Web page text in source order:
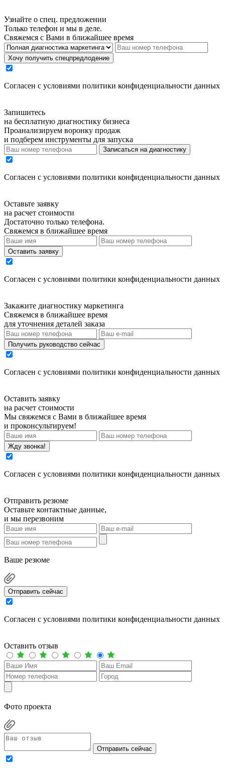
Узнайте о спец. предложении
Только телефон и мы в деле.
Свяжемся с Вами в ближайшее время
Хочу получить спецпредлодение
Cогласен с условиями политики конфиденциальности данных
Запишитесь
на бесплатную диагностику бизнеса
Проанализируем воронку продаж
и подберем инструменты для запуска
Записаться на диагностику
Cогласен с условиями политики конфиденциальности данных
Оставьте заявку
на расчет стоимости
Достаточно только телефона.
Свяжемся в ближайшее время
Оставить заявку
Cогласен с условиями политики конфиденциальности данных
Закажите диагностику маркетинга
Свяжемся в ближайшее время
для уточнения деталей заказа
Получить руководство сейчас
Cогласен с условиями политики конфиденциальности данных
Оставить заявку
на расчет стоимости
Мы свяжемся с Вами в ближайшее время
и проконсультируем!
Жду звонка!
Cогласен с условиями политики конфиденциальности данных
Отправить резюме
Оставьте контактные данные,
и мы перезвоним
Ваше резюме
Отправить сейчас
Cогласен с условиями политики конфиденциальности данных
Оставить отзыв
Фото проекта
Отправить сейчас